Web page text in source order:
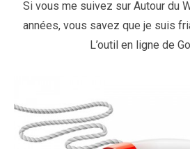
Si vous me suivez sur Autour du
années, vous savez que je suis
L’outil en ligne de